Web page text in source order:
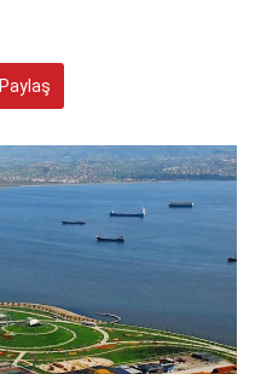
Paylaş